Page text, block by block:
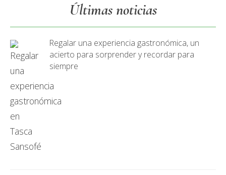
Últimas noticias
Regalar una experiencia gastronómica, un
acierto para sorprender y recordar para
siempre